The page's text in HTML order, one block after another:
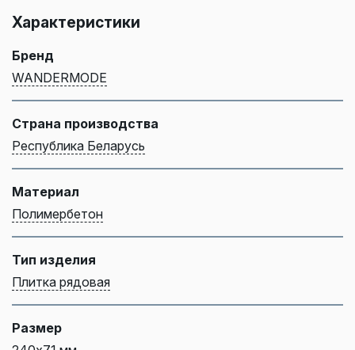
Характеристики
Бренд
WANDERMODE
Страна производства
Республика Беларусь
Материал
Полимербетон
Тип изделия
Плитка рядовая
Размер